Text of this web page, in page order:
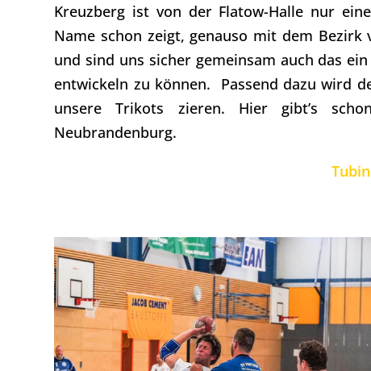
Kreuzberg ist von der Flatow-Halle nur
Name schon zeigt, genauso mit dem
und sind uns sicher gemeinsam auch das
entwickeln zu können.
Passend dazu wird
unsere Trikots zieren. Hier gibt’s
Neubrandenburg.